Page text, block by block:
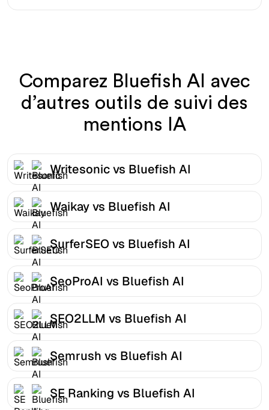
Comparez Bluefish AI avec
d’autres outils de suivi des
mentions IA
Writesonic vs Bluefish AI
Waikay vs Bluefish AI
SurferSEO vs Bluefish AI
SeoProAI vs Bluefish AI
SEO2LLM vs Bluefish AI
Semrush vs Bluefish AI
SE Ranking vs Bluefish AI